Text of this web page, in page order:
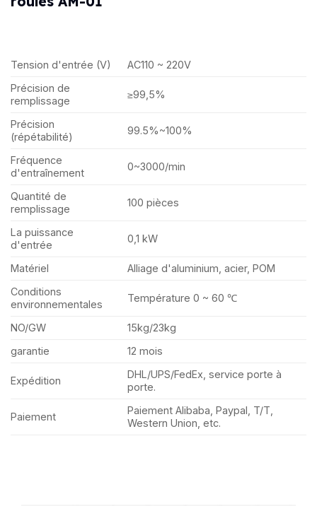
Tension d'entrée (V)
AC110 ~ 220V
Précision de
remplissage
≥99,5%
Précision
(répétabilité)
99.5%~100%
Fréquence
d'entraînement
0~3000/min
Quantité de
remplissage
100 pièces
La puissance
d'entrée
0,1 kW
Matériel
Alliage d'aluminium, acier, POM
Conditions
environnementales
Température 0 ~ 60 ℃
NO/GW
15kg/23kg
garantie
12 mois
Expédition
DHL/UPS/FedEx, service porte à
porte.
Paiement
Paiement Alibaba, Paypal, T/T,
Western Union, etc.